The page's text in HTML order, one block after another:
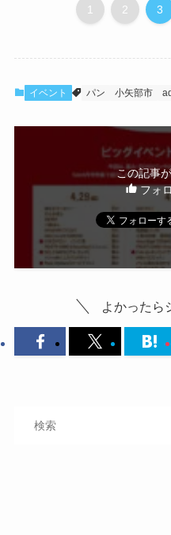
1 2 3
イベント パン 小矢部市
この記事
フォ
よかったら